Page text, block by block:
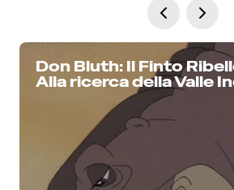
Don Bluth: Il Finto
Alla ricerca della Valle